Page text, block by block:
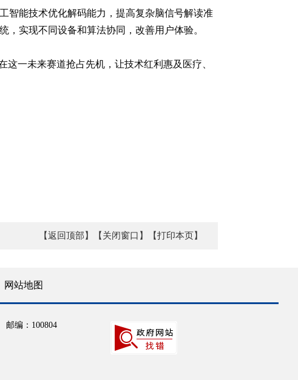
智能技术优化解码能力，提高复杂脑信号解读准
实现不同设备和算法协同，改善用户体验。
一未来赛道抢占先机，让技术红利惠及医疗、
【返回顶部】 【关闭窗口】 【打印本页】
网站地图
邮编：100804